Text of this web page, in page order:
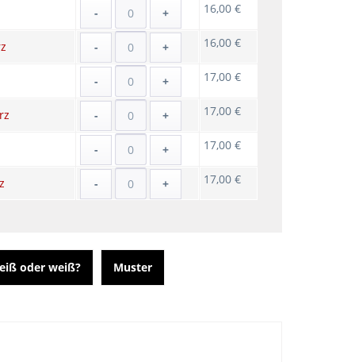
- + 16,00 €
- + 16,00 €
- + 17,00 €
- + 17,00 €
- + 17,00 €
- + 17,00 €
oder weiß? Muster